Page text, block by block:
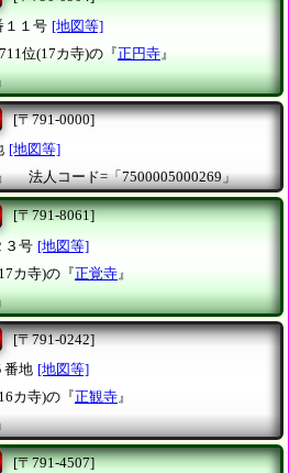
１１号 [地図等]
位(17カ寺)の『正円寺 』
[〒791-0000]
[地図等]
法人コード=「7500005000269」
[〒791-8061]
３号 [地図等]
カ寺)の『正覚寺 』
[〒791-0242]
番地 [地図等]
カ寺)の『正観寺 』
[〒791-4507]